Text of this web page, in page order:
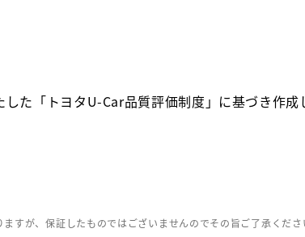
た「トヨタU-Car品質評価制度」に基づき作成
が、保証したものではございませんのでその旨ご了承くだ